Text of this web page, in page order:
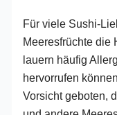
Für viele Sushi-
Meeresfrüchte die
lauern häufig
hervorrufen
Vorsicht geboten,